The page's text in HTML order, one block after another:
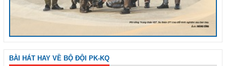
BÀI HÁT HAY VỀ BỘ ĐỘI PK-KQ